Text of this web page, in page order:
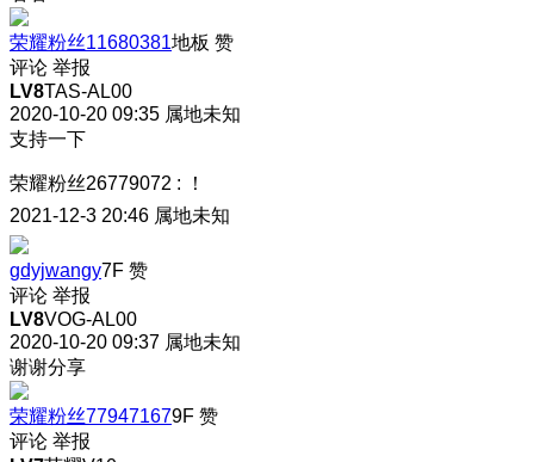
荣耀粉丝11680381地板 赞
评论 举报
LV8TAS-AL00
2020-10-20 09:35 属地未知
支持一下
荣耀粉丝26779072 :
！
2021-12-3 20:46 属地未知
gdyjwangy7F 赞
评论 举报
LV8VOG-AL00
2020-10-20 09:37 属地未知
谢谢分享
荣耀粉丝779471679F 赞
评论 举报